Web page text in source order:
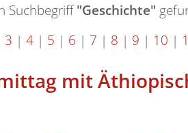
Suchbegriff"Geschichte"
3 | 4 | 5 | 6 | 7 | 8 | 9 | 10 |
mit